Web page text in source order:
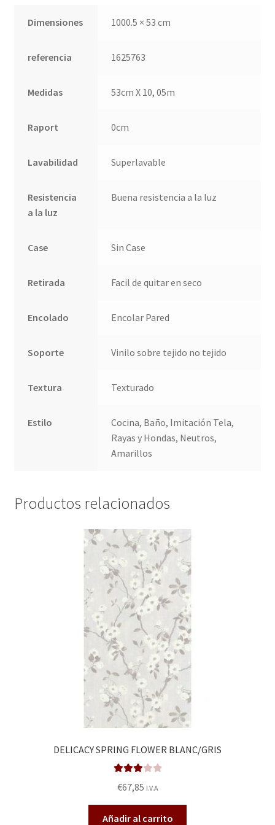
Tienda
Tu Proyecto
Dimensiones 1000.5 × 53 cm
referencia 1625763
Medidas 53cm X 10, 05m
Raport 0cm
Lavabilidad Superlavable
Resistencia
a la luz
Buena resistencia a la luz
Case Sin Case
Retirada Facil de quitar en seco
Encolado Encolar Pared
Soporte Vinilo sobre tejido no tejido
Textura Texturado
Estilo
Cocina, Baño, Imitación Tela,
Rayas y Hondas, Neutros,
Amarillos
Productos relacionados
DELICACY SPRING FLOWER BLANC/GRIS
o en
3.00de
5
€67,85 I.V.A
Añadir al carrito